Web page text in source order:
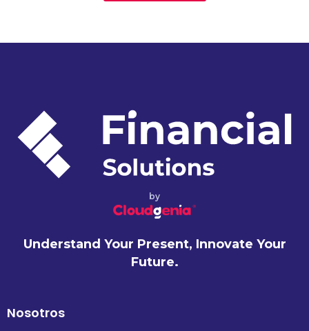
by
Understand Your Present, Innovate Your
Future.
Nosotros